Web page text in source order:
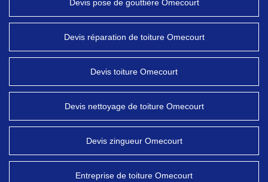
Devis pose de gouttière Omecourt
Devis réparation de toiture Omecourt
Devis toiture Omecourt
Devis nettoyage de toiture Omecourt
Devis zingueur Omecourt
Entreprise de toiture Omecourt